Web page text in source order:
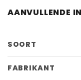
AANVULLENDE
SOORT
FABRIKANT